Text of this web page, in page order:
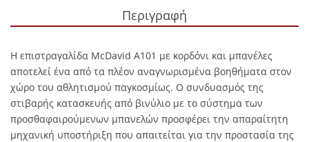
Περιγραφή
Η επιστραγαλίδα McDavid A101 με κορδόνι και μπανέλες
αποτελεί ένα από τα πλέον αναγνωρισμένα βοηθήματα στον
χώρο του αθλητισμού παγκοσμίως. Ο συνδυασμός της
στιβαρής κατασκευής από βινύλιο με το σύστημα των
προσθαφαιρούμενων μπανελών προσφέρει την απαραίτητη
μηχανική υποστήριξη που απαιτείται για την προστασία της